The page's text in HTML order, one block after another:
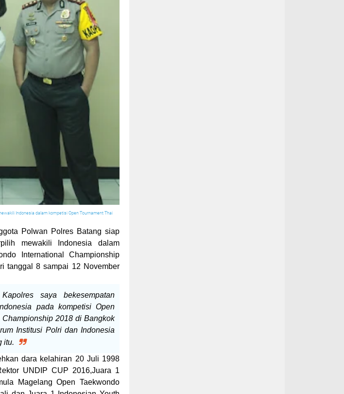
Indonesia dalam kompetisi Open Tournament Thai
Polwan Polres Batang siap
mewakili Indonesia dalam
International Championship
tanggal 8 sampai 12 November
saya bekesempatan
pada kompetisi Open
2018 di Bangkok
Institusi Polri dan Indonesia
itu.
dara kelahiran 20 Juli 1998
UNDIP CUP 2016,Juara 1
Magelang Open Taekwondo